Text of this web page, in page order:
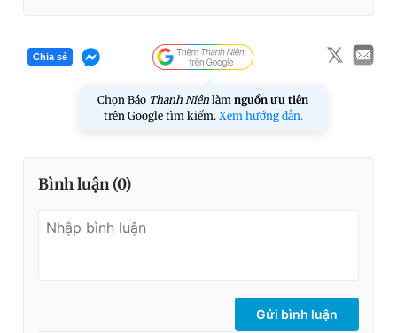
Chia sẻ
Chọn Báo Thanh Niên làm nguồn ưu tiên
trên Google tìm kiếm. Xem hướng dẫn.
Bình luận (0)
Gửi bình luận